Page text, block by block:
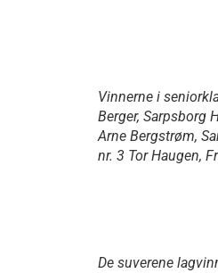
Vinnerne i
Berger, Sarpsborg
Arne Bergstrøm,
nr. 3 Tor Haugen,
De suverene